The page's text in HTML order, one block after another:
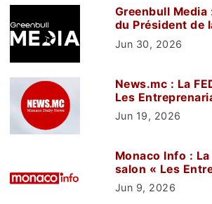
Greenbull
du Président de
Jun 30, 2026
News.mc : La
Les
Jun 19, 2026
Monaco Info : La
salon « Les
Jun 9, 2026